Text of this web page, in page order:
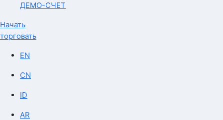
ДЕМО-СЧЕТ
Начать
торговать
EN
CN
ID
AR